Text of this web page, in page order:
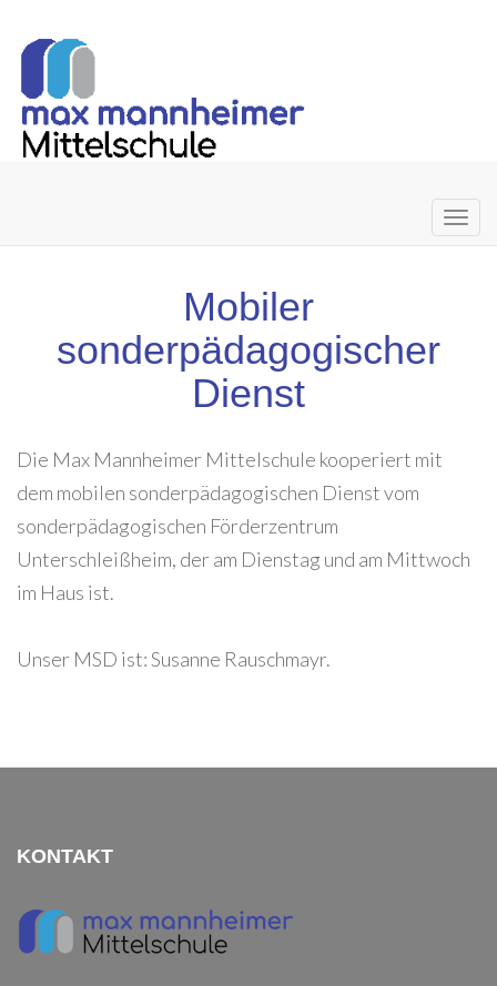
content
Mobiler
sonderpädagogischer
Dienst
Die Max Mannheimer Mittelschule kooperiert mit
dem mobilen sonderpädagogischen Dienst vom
sonderpädagogischen Förderzentrum
Unterschleißheim, der am Dienstag und am Mittwoch
im Haus ist.
Unser MSD ist: Susanne Rauschmayr.
KONTAKT